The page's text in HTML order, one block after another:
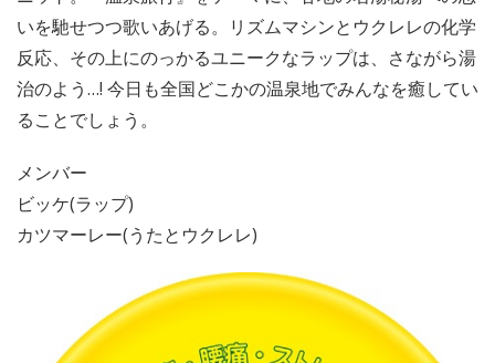
いを馳せつつ歌いあげる。リズムマシンとウクレレの化学
反応、その上にのっかるユニークなラップは、さながら湯
治のよう…! 今日も全国どこかの温泉地でみんなを癒してい
ることでしょう。
メンバー
ビッケ(ラップ)
カツマーレー(うたとウクレレ)